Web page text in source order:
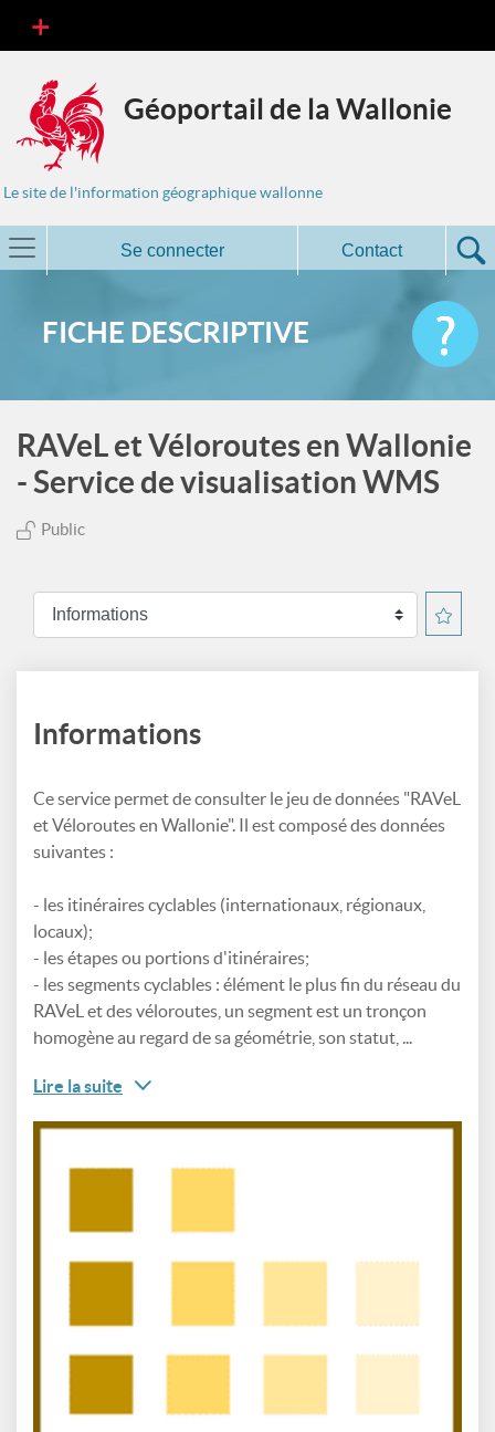
Géoportail de la Wallonie
Le site de l'information géographique wallonne
Se connecter Contact
FICHE DESCRIPTIVE
RAVeL et Véloroutes en Wallonie
- Service de visualisation WMS
Public
Informations
Ce service permet de consulter le jeu de données "RAVeL
et Véloroutes en Wallonie". Il est composé des données
suivantes :
- les itinéraires cyclables (internationaux, régionaux,
locaux);
- les étapes ou portions d'itinéraires;
- les segments cyclables : élément le plus fin du réseau du
RAVeL et des véloroutes, un segment est un tronçon
homogène au regard de sa géométrie, son statut, ...
Lire la suite